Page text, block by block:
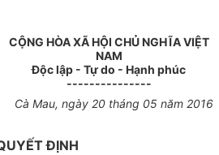
CỘNG HÒA XÃ HỘI CHỦ NGHĨA VIỆT
NAM
Độc lập - Tự do - Hạnh phúc
---------------
Cà Mau, ngày 20tháng 05 năm 2016
ĐỊNH